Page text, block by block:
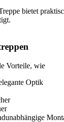
bietet
Vorteile, wie
Optik